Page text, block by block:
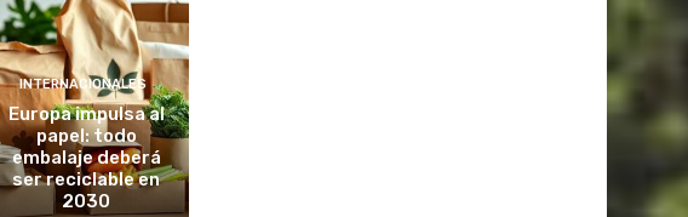
INTERNACIONALES
Europa impulsa al
papel: todo
embalaje deberá
ser reciclable en
2030